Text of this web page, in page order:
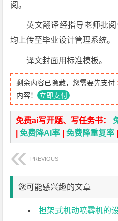
阅。
英文翻译经指导老师批
均上传至毕业设计管理系统。
译文封面用标准模板。
剩余内容已隐藏，您需要先支付
内容！ 立即支付
免费ai写开题、写任务书：
|免费降AI率 |免费降重复率
PREVIOUS
您可能感兴趣的文章
担架式机动喷雾机的